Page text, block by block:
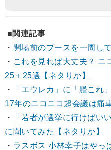
■関連記事
・ 開場前のブースを一周し
・ これを見れば大丈夫？ ニ
25＋25選 【ネタりか】
・
「エウレカ」に「艦これ
17年のニコニコ超会議は痛
・
「若者が選挙に行けばい
に聞いてみた【ネタりか】
・ ラスボス 小林幸子はやっ